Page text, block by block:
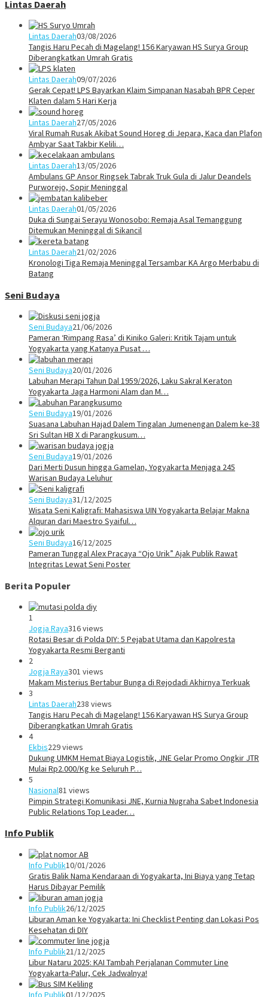
Lintas Daerah
Lintas Daerah03/08/2026
Tangis Haru Pecah di Magelang! 156 Karyawan HS Surya Group
Diberangkatkan Umrah Gratis
Lintas Daerah09/07/2026
Gerak Cepat! LPS Bayarkan Klaim Simpanan Nasabah BPR Ceper
Klaten dalam 5 Hari Kerja
Lintas Daerah27/05/2026
Viral Rumah Rusak Akibat Sound Horeg di Jepara, Kaca dan Plafon
Ambyar Saat Takbir Kelili…
Lintas Daerah13/05/2026
Ambulans GP Ansor Ringsek Tabrak Truk Gula di Jalur Deandels
Purworejo, Sopir Meninggal
Lintas Daerah01/05/2026
Duka di Sungai Serayu Wonosobo: Remaja Asal Temanggung
Ditemukan Meninggal di Sikancil
Lintas Daerah21/02/2026
Kronologi Tiga Remaja Meninggal Tersambar KA Argo Merbabu di
Batang
Seni Budaya
Seni Budaya21/06/2026
Pameran ‘Rimpang Rasa’ di Kiniko Galeri: Kritik Tajam untuk
Yogyakarta yang Katanya Pusat …
Seni Budaya20/01/2026
Labuhan Merapi Tahun Dal 1959/2026, Laku Sakral Keraton
Yogyakarta Jaga Harmoni Alam dan M…
Seni Budaya19/01/2026
Suasana Labuhan Hajad Dalem Tingalan Jumenengan Dalem ke-38
Sri Sultan HB X di Parangkusum…
Seni Budaya19/01/2026
Dari Merti Dusun hingga Gamelan, Yogyakarta Menjaga 245
Warisan Budaya Leluhur
Seni Budaya31/12/2025
Wisata Seni Kaligrafi: Mahasiswa UIN Yogyakarta Belajar Makna
Alquran dari Maestro Syaiful…
Seni Budaya16/12/2025
Pameran Tunggal Alex Pracaya “Ojo Urik” Ajak Publik Rawat
Integritas Lewat Seni Poster
Berita Populer
1
Jogja Raya316 views
Rotasi Besar di Polda DIY: 5 Pejabat Utama dan Kapolresta
Yogyakarta Resmi Berganti
2
Jogja Raya301 views
Makam Misterius Bertabur Bunga di Rejodadi Akhirnya Terkuak
3
Lintas Daerah238 views
Tangis Haru Pecah di Magelang! 156 Karyawan HS Surya Group
Diberangkatkan Umrah Gratis
4
Ekbis229 views
Dukung UMKM Hemat Biaya Logistik, JNE Gelar Promo Ongkir JTR
Mulai Rp2.000/Kg ke Seluruh P…
5
Nasional81 views
Pimpin Strategi Komunikasi JNE, Kurnia Nugraha Sabet Indonesia
Public Relations Top Leader…
Info Publik
Info Publik10/01/2026
Gratis Balik Nama Kendaraan di Yogyakarta, Ini Biaya yang Tetap
Harus Dibayar Pemilik
Info Publik26/12/2025
Liburan Aman ke Yogyakarta: Ini Checklist Penting dan Lokasi Pos
Kesehatan di DIY
Info Publik21/12/2025
Libur Nataru 2025: KAI Tambah Perjalanan Commuter Line
Yogyakarta-Palur, Cek Jadwalnya!
Info Publik01/12/2025